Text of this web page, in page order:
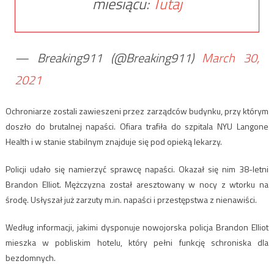
— Breaking911 (@Breaking911) March 30,
2021
Ochroniarze zostali zawieszeni przez zarządców budynku, przy którym
doszło do brutalnej napaści. Ofiara trafiła do szpitala NYU Langone
Health i w stanie stabilnym znajduje się pod opieką lekarzy.
Policji udało się namierzyć sprawcę napaści. Okazał się nim 38-letni
Brandon Elliot. Mężczyzna został aresztowany w nocy z wtorku na
środę. Usłyszał już zarzuty m.in. napaści i przestępstwa z nienawiści.
Według informacji, jakimi dysponuje nowojorska policja Brandon Elliot
mieszka w pobliskim hotelu, który pełni funkcję schroniska dla
bezdomnych.